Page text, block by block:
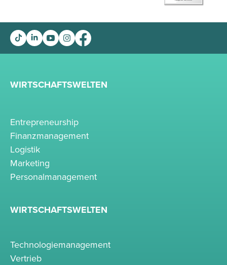
WIRTSCHAFTSWELTEN
Entrepreneurship
Finanzmanagement
Logistik
Marketing
Personalmanagement
WIRTSCHAFTSWELTEN
Technologiemanagement
Vertrieb